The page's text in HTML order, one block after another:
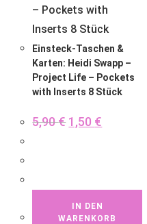
Einsteck-Taschen &
Karten: Heidi Swapp –
Project Life – Pockets
with Inserts 8 Stück
5,90€ 1,50 €
IN DEN
WARENKORB